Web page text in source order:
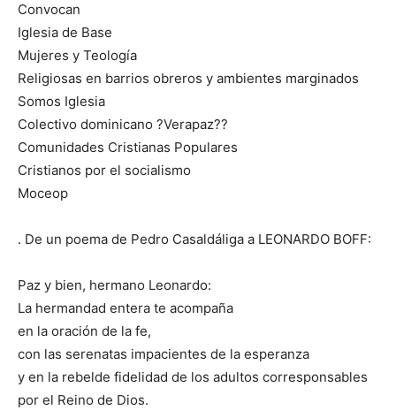
Convocan
Iglesia de Base
Mujeres y Teología
Religiosas en barrios obreros y ambientes marginados
Somos Iglesia
Colectivo dominicano ?Verapaz??
Comunidades Cristianas Populares
Cristianos por el socialismo
Moceop
. De un poema de Pedro Casaldáliga a LEONARDO BOFF:
Paz y bien, hermano Leonardo:
La hermandad entera te acompaña
en la oración de la fe,
con las serenatas impacientes de la esperanza
y en la rebelde fidelidad de los adultos corresponsables
por el Reino de Dios.